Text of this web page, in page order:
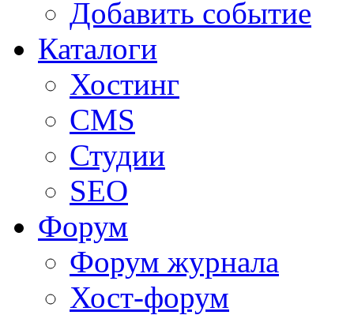
Добавить событие
Каталоги
Хостинг
CMS
Студии
SEO
Форум
Форум журнала
Хост-форум